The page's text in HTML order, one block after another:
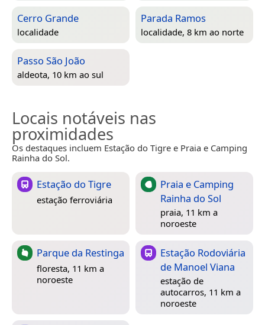
Cerro Grande
localidade
Parada Ramos
localidade, 8 km ao norte
Passo São João
aldeota, 10 km ao sul
Locais notáveis nas
proximidades
Os destaques incluem Estação do Tigre e Praia e Camping
Rainha do Sol.
Estação do Tigre
estação ferroviária
Praia e Camping
Rainha do Sol
praia, 11 km a
noroeste
Parque da Restinga
floresta, 11 km a
noroeste
Estação Rodoviária
de Manoel Viana
estação de
autocarros, 11 km a
noroeste